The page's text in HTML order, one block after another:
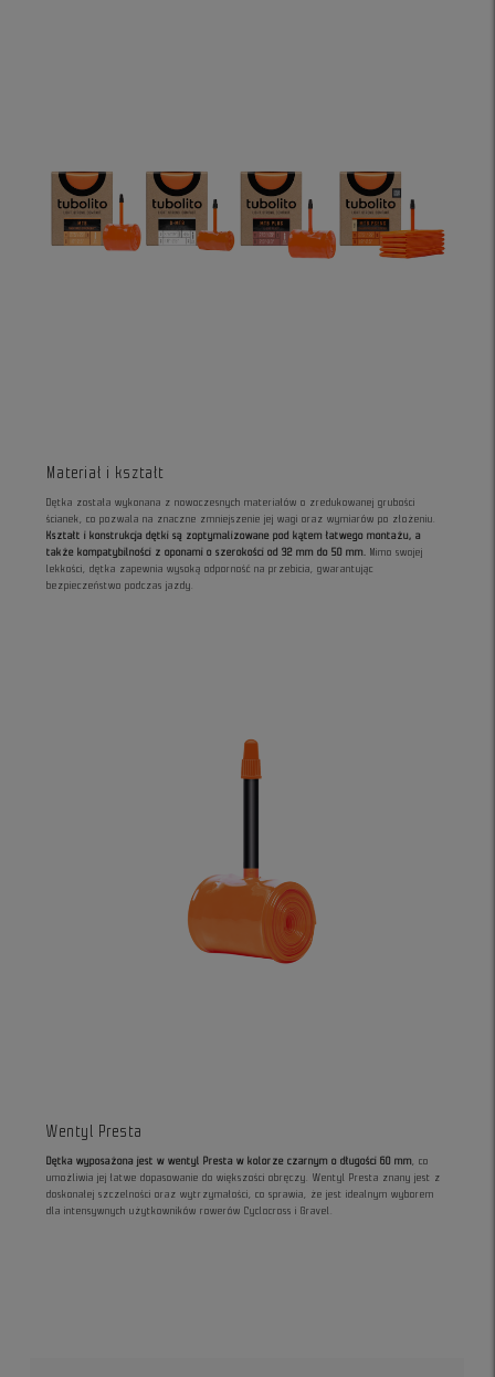
Materiał i kształt
Dętka została wykonana z nowoczesnych materiałów o zredukowanej grubości
ścianek, co pozwala na znaczne zmniejszenie jej wagi oraz wymiarów po złożeniu.
Kształt i konstrukcja dętki są zoptymalizowane pod kątem łatwego montażu, a
także kompatybilności z oponami o szerokości od 32 mm do 50 mm.
Mimo swojej
lekkości, dętka zapewnia wysoką odporność na przebicia, gwarantując
bezpieczeństwo podczas jazdy.
Wentyl Presta
Dętka wyposażona jest w wentyl Presta w kolorze czarnym o długości 60 mm
, co
umożliwia jej łatwe dopasowanie do większości obręczy. Wentyl Presta znany jest z
doskonałej szczelności oraz wytrzymałości, co sprawia, że jest idealnym wyborem
dla intensywnych użytkowników rowerów Cyclocross i Gravel.